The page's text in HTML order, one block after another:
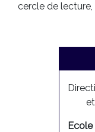
cercle de lecture,
et